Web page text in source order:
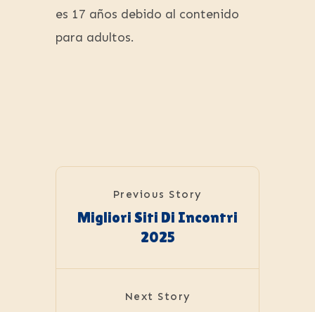
es 17 años debido al contenido
para adultos.
Previous Story
Migliori Siti Di Incontri
2025
Next Story